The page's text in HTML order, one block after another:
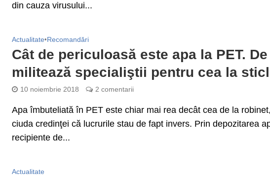
din cauza virusului...
Actualitate•Recomandări
Cât de periculoasă este apa la PET.
militează specialiştii pentru cea la
10 noiembrie 2018 2 comentarii
Apa îmbuteliată în PET este chiar mai rea decât cea de la
ciuda credinţei că lucrurile stau de fapt invers. Prin depozitarea
recipiente de...
Actualitate